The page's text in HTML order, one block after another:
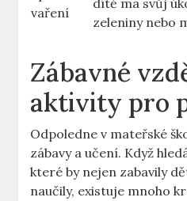
vaření
dítě má svůj
zeleniny nebo
Zábavné
aktivity pro
Odpoledne v mateřské
zábavy ⁤a učení. Když
které by ‍nejen zabavily
naučily, existuje mnoho